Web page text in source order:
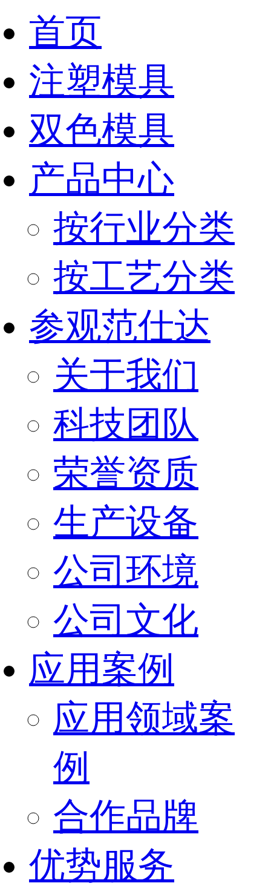
首页
注塑模具
双色模具
产品中心
按行业分类
按工艺分类
参观范仕达
关于我们
科技团队
荣誉资质
生产设备
公司环境
公司文化
应用案例
应用领域案
例
合作品牌
优势服务